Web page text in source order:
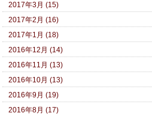
2017年3月 (15)
2017年2月 (16)
2017年1月 (18)
2016年12月 (14)
2016年11月 (13)
2016年10月 (13)
2016年9月 (19)
2016年8月 (17)